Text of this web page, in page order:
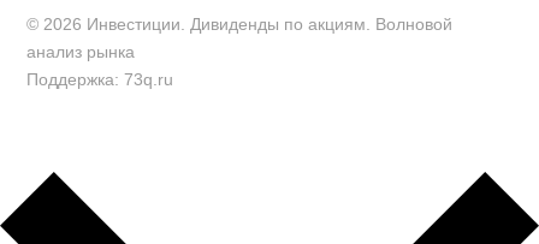
© 2026 Инвестиции. Дивиденды по акциям. Волновой
анализ рынка
Поддержка: 73q.ru